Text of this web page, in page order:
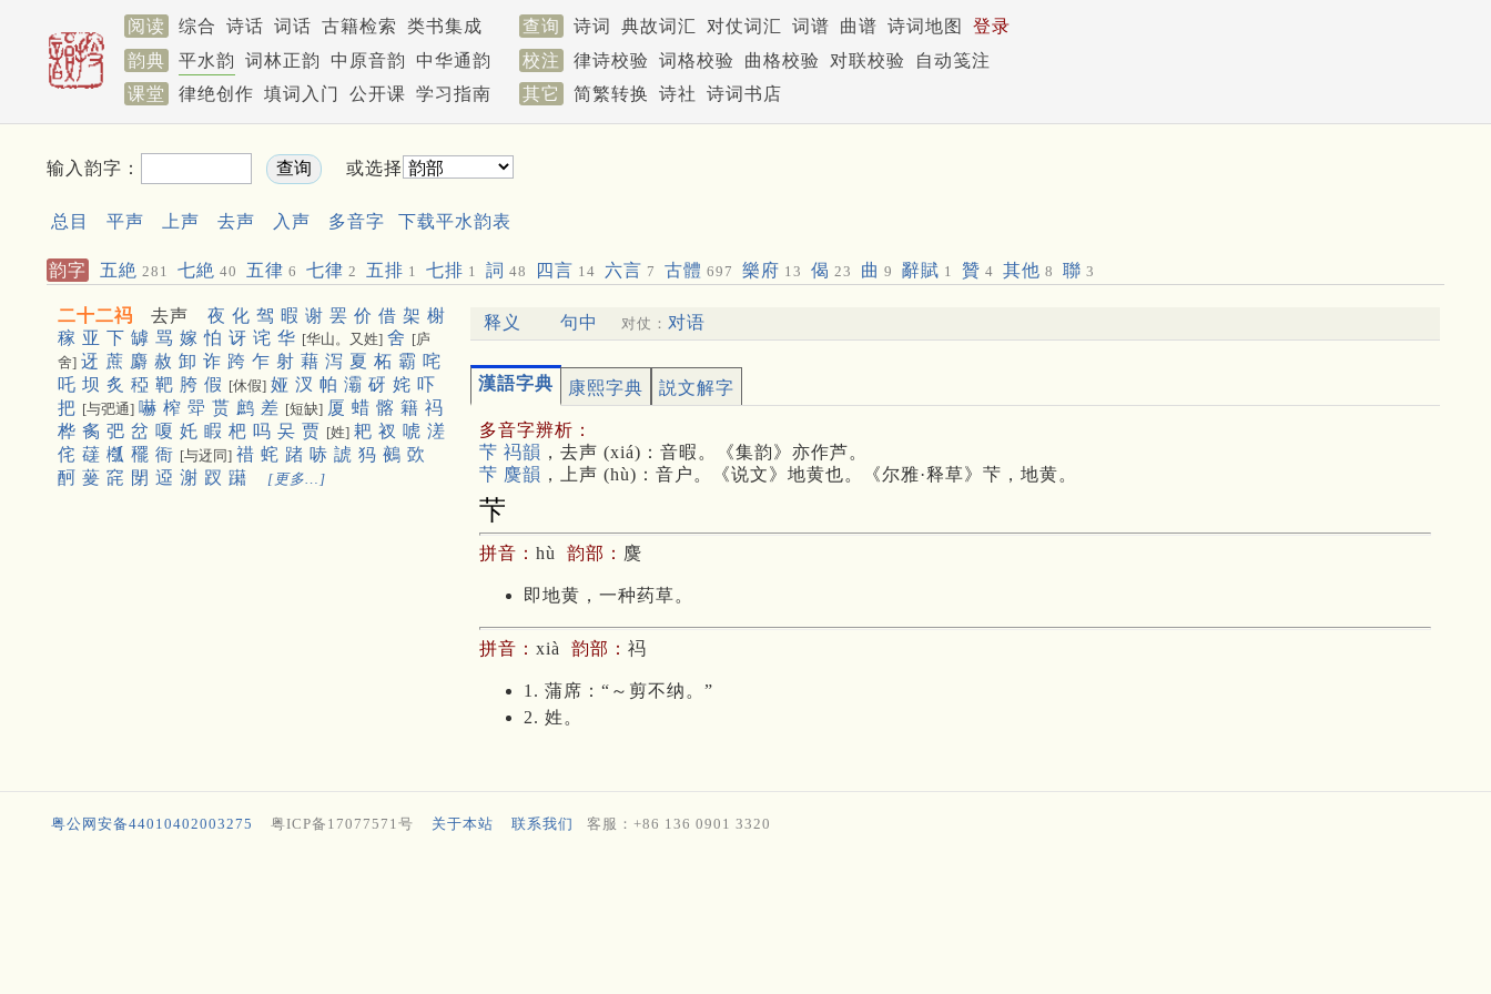
阅读 综合 诗话 词话 古籍检索 类书集成 查询 诗词 典故词汇 对仗词汇 词谱 曲谱 诗词地图
登录
韵典
平水韵 词林正韵 中原音韵 中华通韵 校注 律诗校验 词格校验 曲格校验 对联校验
自动笺注
课堂
律绝创作 填词入门 公开课 学习指南 其它 简繁转换 诗社 诗词书店
输入韵字： 或选择
总目 平声 上声 去声 入声 多音字 下载平水韵表
韵字 五絶 281 七絶 40 五律 6 七律 2 五排 1 七排 1 詞 48 四言 14 六言 7 古體 697 樂府 13 偈 23 曲 9 辭賦 1 贊 4 其他 8 聯 3
二十二祃 去声 夜 化 驾 暇 谢 罢 价 借 架 榭
稼 亚 下 罅 骂 嫁 怕 讶 诧 华 [华山。又姓] 舍 [庐
舍] 迓 蔗 麝 赦 卸 诈 跨 乍 射 藉 泻 夏 柘 霸 咤
吒 坝 炙 稏 靶 胯 假 [休假] 娅 汊 帕 灞 砑 姹 吓
把 [与弝通] 嚇 榨 斝 贳 鹧 差 [短缺] 厦 蜡 髂 籍 祃
桦 䏑 弝 岔 嗄 奼 睱 杷 吗 㕦 贾 [姓] 耙 衩 唬 溠
侘 䕢 槬 䆉 衙 [与迓同] 䄍 䖳 踷 哧 諕 犸 鵺 㰳
酠 蓌 䆛 閕 䢝 㴬 䟕 躤 [更多…]
释义 句中 对仗： 对语
漢語字典 康熙字典 説文解字
多音字辨析：
芐 祃韻 ，去声 (xiá)：音暇。《集韵》亦作芦。
芐 麌韻 ，上声 (hù)：音户。《说文》地黄也。《尔雅·释草》芐，地黄。
芐
拼音： hù 韵部： 麌
即地黄，一种药草。
拼音： xià 韵部： 祃
1. 蒲席：“～剪不纳。”
2. 姓。
粤公网安备44010402003275 粤ICP备17077571号 关于本站 联系我们 客服：+86 136 0901 3320